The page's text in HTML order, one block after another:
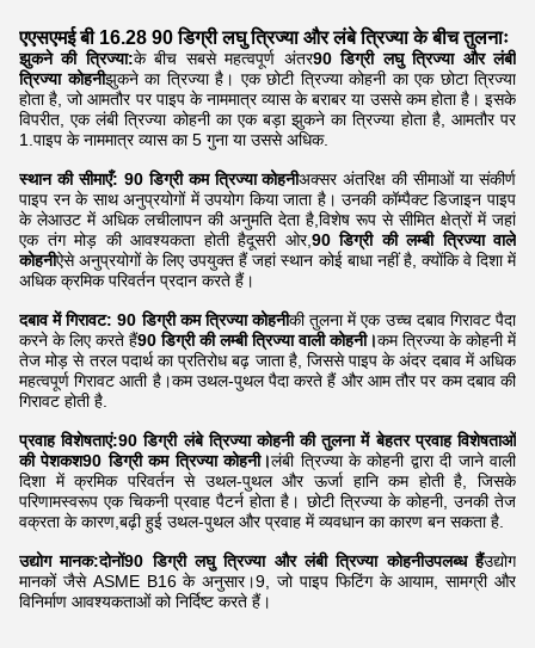
एएसएमई बी 16.28 90 डिग्री लघु त्रिज्या और लंबे त्रिज्या के बीच तुलनाः
झुकने की त्रिज्या:के बीच सबसे महत्वपूर्ण अंतर90 डिग्री लघु त्रिज्या और लंबी
त्रिज्या कोहनीझुकने का त्रिज्या है। एक छोटी त्रिज्या कोहनी का एक छोटा त्रिज्या
होता है, जो आमतौर पर पाइप के नाममात्र व्यास के बराबर या उससे कम होता है। इसके
विपरीत, एक लंबी त्रिज्या कोहनी का एक बड़ा झुकने का त्रिज्या होता है, आमतौर पर
1.पाइप के नाममात्र व्यास का 5 गुना या उससे अधिक.
स्थान की सीमाएँ: 90 डिग्री कम त्रिज्या कोहनीअक्सर अंतरिक्ष की सीमाओं या संकीर्ण
पाइप रन के साथ अनुप्रयोगों में उपयोग किया जाता है। उनकी कॉम्पैक्ट डिजाइन पाइप
के लेआउट में अधिक लचीलापन की अनुमति देता है,विशेष रूप से सीमित क्षेत्रों में जहां
एक तंग मोड़ की आवश्यकता होती हैदूसरी ओर,90 डिग्री की लम्बी त्रिज्या वाले
कोहनीऐसे अनुप्रयोगों के लिए उपयुक्त हैं जहां स्थान कोई बाधा नहीं है, क्योंकि वे दिशा में
अधिक क्रमिक परिवर्तन प्रदान करते हैं।
दबाव में गिरावट: 90 डिग्री कम त्रिज्या कोहनीकी तुलना में एक उच्च दबाव गिरावट पैदा
करने के लिए करते हैं90 डिग्री की लम्बी त्रिज्या वाली कोहनी।कम त्रिज्या के कोहनी में
तेज मोड़ से तरल पदार्थ का प्रतिरोध बढ़ जाता है, जिससे पाइप के अंदर दबाव में अधिक
महत्वपूर्ण गिरावट आती है।कम उथल-पुथल पैदा करते हैं और आम तौर पर कम दबाव की
गिरावट होती है.
प्रवाह विशेषताएं:90 डिग्री लंबे त्रिज्या कोहनी की तुलना में बेहतर प्रवाह विशेषताओं
की पेशकश90 डिग्री कम त्रिज्या कोहनी।लंबी त्रिज्या के कोहनी द्वारा दी जाने वाली
दिशा में क्रमिक परिवर्तन से उथल-पुथल और ऊर्जा हानि कम होती है, जिसके
परिणामस्वरूप एक चिकनी प्रवाह पैटर्न होता है। छोटी त्रिज्या के कोहनी, उनकी तेज
वक्रता के कारण,बढ़ी हुई उथल-पुथल और प्रवाह में व्यवधान का कारण बन सकता है.
उद्योग मानक:दोनों90 डिग्री लघु त्रिज्या और लंबी त्रिज्या कोहनीउपलब्ध हैंउद्योग
मानकों जैसे ASME B16 के अनुसार।9, जो पाइप फिटिंग के आयाम, सामग्री और
विनिर्माण आवश्यकताओं को निर्दिष्ट करते हैं।